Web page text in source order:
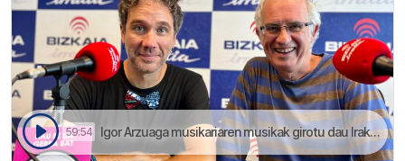
59:54 Igor Arzuaga musikariaren musikak girotu dau Irakurrieran irratsaioa | Irakurrieran